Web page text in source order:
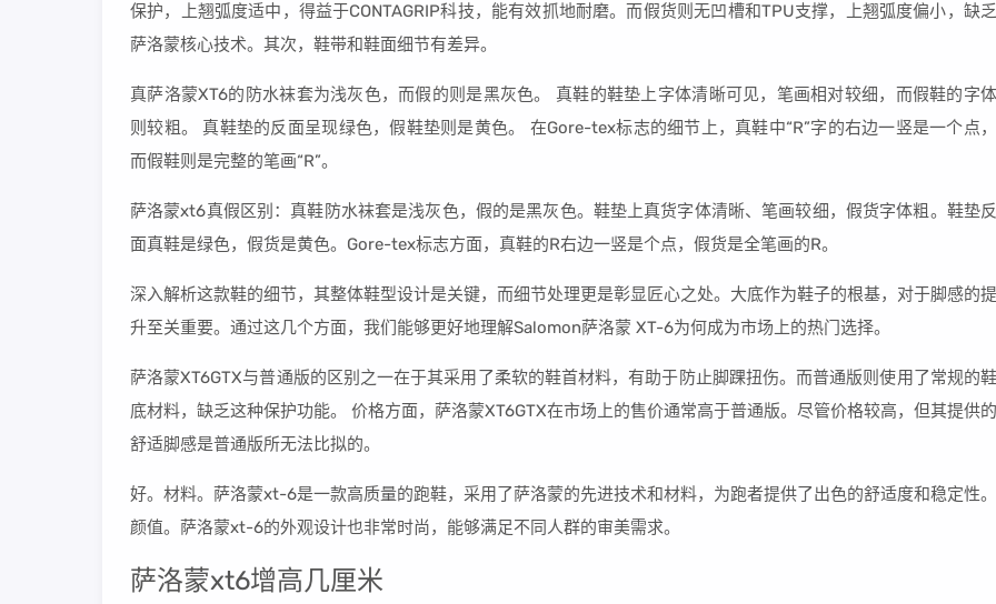
保护，上翘弧度适中，得益于CONTAGRIP科技，能有效抓地耐磨。而假货则无凹槽和TPU支撑，上翘弧度偏小，缺乏
萨洛蒙核心技术。其次，鞋带和鞋面细节有差异。
真萨洛蒙XT6的防水袜套为浅灰色，而假的则是黑灰色。 真鞋的鞋垫上字体清晰可见，笔画相对较细，而假鞋的字体
则较粗。 真鞋垫的反面呈现绿色，假鞋垫则是黄色。 在Gore-tex标志的细节上，真鞋中“R”字的右边一竖是一个点，
而假鞋则是完整的笔画“R”。
萨洛蒙xt6真假区别：真鞋防水袜套是浅灰色，假的是黑灰色。鞋垫上真货字体清晰、笔画较细，假货字体粗。鞋垫反
面真鞋是绿色，假货是黄色。Gore-tex标志方面，真鞋的R右边一竖是个点，假货是全笔画的R。
深入解析这款鞋的细节，其整体鞋型设计是关键，而细节处理更是彰显匠心之处。大底作为鞋子的根基，对于脚感的提
升至关重要。通过这几个方面，我们能够更好地理解Salomon萨洛蒙 XT-6为何成为市场上的热门选择。
萨洛蒙XT6GTX与普通版的区别之一在于其采用了柔软的鞋首材料，有助于防止脚踝扭伤。而普通版则使用了常规的鞋
底材料，缺乏这种保护功能。 价格方面，萨洛蒙XT6GTX在市场上的售价通常高于普通版。尽管价格较高，但其提供的
舒适脚感是普通版所无法比拟的。
好。材料。萨洛蒙xt-6是一款高质量的跑鞋，采用了萨洛蒙的先进技术和材料，为跑者提供了出色的舒适度和稳定性。
颜值。萨洛蒙xt-6的外观设计也非常时尚，能够满足不同人群的审美需求。
萨洛蒙xt6增高几厘米